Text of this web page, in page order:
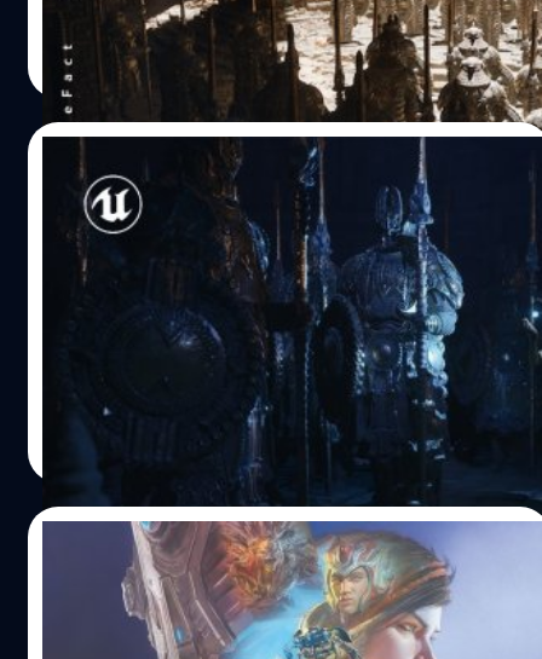
ได้อย่างน่าทึ่ง และมีความสมจริงทั้งในด้านแสงและเงาอย่าง
ถึงที่สุด ปล. Epic Games เป็นผู้สร้างเกมที่โด่งดังไปทั่วโลก
อย่าง Fortnite ตัวอย่างนี้มีชื่อว่า "Lumen in the Land of
Nanite" ซึ่งเป็นการเล่มเกมแบบเรียลไทม์ผ่านเครื่อง
PlayStation 5 เพื่อให้ผู้ชมได้เห็นศักยภาพของ Unreal
Engine 5 แบบสด ๆ กันเลยทีเดียว ตัวอย่างเกมที่ดูคล้ายกับ
Tomb Raider นี้ มิใช่เกมจริง แต่ได้ถูกสร้างขึ้นเพื่อให้สามารถ
เล่นและแสดงศักยภาพของ Unreal Engine 5 ได้โดยตรง โดย
มีอุปกรณ์ใหม่ นั่นคือ Lumen : ควบคุมระบบการแสดงแสงใน
ระหว่างเล่นเกม Nanite : สร้างกราฟิกรายละเอียดต่าง…
ปรีดี ฤกษ์วลีกุล| 2277 days ago
Read More
เปิดตัว Unreal Engine 5 เกมเอนจินใหม่ล่าสุด
จาก Epic Games พร้อมรันโชว์บน
Playstation 5 !!
Unreal Engine เป็น Game Engine ที่อยู่คู่กับวงการเกมมา
อย่างยาวนานหลายปี โดยเปิดตัวครั้งแรกมาในปี 1998 ถูก
พัฒนาโดยทีมงาน Epic Games ก่อนที่จะมีเวอร์ชันใหม่ ๆ ออก
มาอย่างต่อเนื่อง โดยจุดเด่นของ Unreal Engine ก็คือ ตัว
Engine ที่มีความยืดหยุ่นในการใช้งานเป็นอย่างมาก ไม่ว่าจะ
เป็นเกมแนวอะไร กราฟิกแบบไหน Unreal Engine ก็สามารถ
ตอบโจทย์ให้กับผู้ใช้งานได้ทุกแบบเลยล่ะครับ ปัจจุบัน Unreal
Engine ก็ได้ปล่อยออกมาแล้ว 4 เวอร์ชันด้วยกัน โดยสำหรับ
เวอร์ชันล่าสุดอย่าง Unreal Engine 4 ก็ได้ถูกใช้ในเกมดังต่าง
ๆ มากมายหลายประเภท เช่น PUBG, Final Fantasy VII
Remake, Dragon Quest XI, Street Fighter V, Dead by
Daylight, Sea…
พีรณัฐ พระสว่าง | 2280 days ago
04/11/2019
[MINI-REVIEW] 5 เหตุผลสุดโหดที่คุณไม่ควร
พลาด​ Gears​ 5!